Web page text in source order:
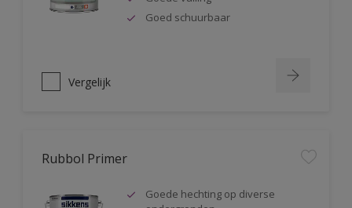
Goed schuurbaar
Vergelijk
Rubbol Primer
Goede hechting op diverse